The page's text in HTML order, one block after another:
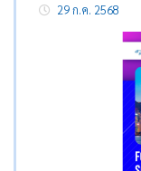
29 ก.ค. 2568